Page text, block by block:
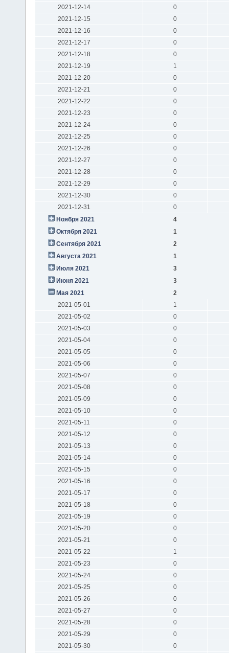
2021-12-14
0
2021-12-15
0
2021-12-16
0
2021-12-17
0
2021-12-18
0
2021-12-19
1
2021-12-20
0
2021-12-21
0
2021-12-22
0
2021-12-23
0
2021-12-24
0
2021-12-25
0
2021-12-26
0
2021-12-27
0
2021-12-28
0
2021-12-29
0
2021-12-30
0
2021-12-31
0
Ноября 2021
4
Октября 2021
1
Сентября 2021
2
Августа 2021
1
Июля 2021
3
Июня 2021
3
Мая 2021
2
2021-05-01
1
2021-05-02
0
2021-05-03
0
2021-05-04
0
2021-05-05
0
2021-05-06
0
2021-05-07
0
2021-05-08
0
2021-05-09
0
2021-05-10
0
2021-05-11
0
2021-05-12
0
2021-05-13
0
2021-05-14
0
2021-05-15
0
2021-05-16
0
2021-05-17
0
2021-05-18
0
2021-05-19
0
2021-05-20
0
2021-05-21
0
2021-05-22
1
2021-05-23
0
2021-05-24
0
2021-05-25
0
2021-05-26
0
2021-05-27
0
2021-05-28
0
2021-05-29
0
2021-05-30
0